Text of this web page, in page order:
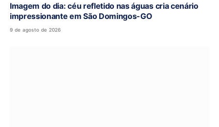
Imagem do dia: céu refletido nas águas cria cenário
impressionante em São Domingos-GO
9 de agosto de 2026